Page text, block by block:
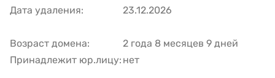
Дата удаления:
23.12.2026
Возраст домена:
2 года 8 месяцев 9 дней
Принадлежит юр.лицу: нет